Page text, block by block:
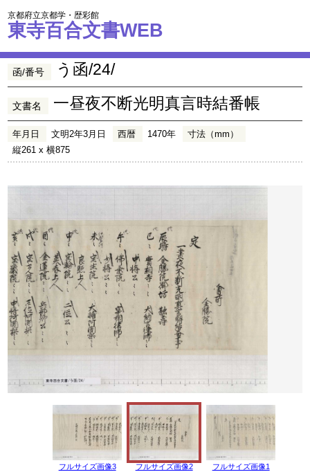
京都府立京都学・歴彩館
東寺百合文書WEB
函/番号 う函/24/
文書名 一昼夜不断光明真言時結番帳
年月日 文明2年3月日 西暦 1470年
寸法（mm）
縦261 x 横875
フルサイズ画像3 フルサイズ画像2 フルサイズ画像1